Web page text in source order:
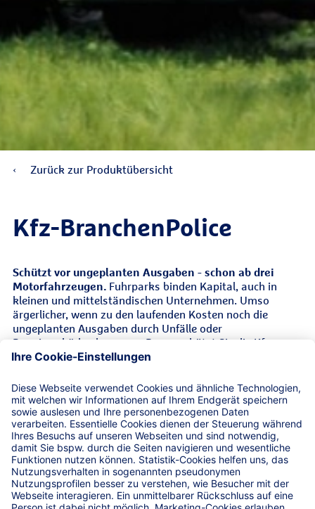
Zurück zur Produktübersicht
Kfz-Branchen­Police
Schützt vor ungeplanten Ausgaben - schon ab drei
Motorfahrzeugen. Fuhrparks binden Kapital, auch in
kleinen und mittelständischen Unternehmen. Umso
ärgerlicher, wenn zu den laufenden Kosten noch die
ungeplanten Ausgaben durch Unfälle oder
Rangierschäden kommen. Davor schützt Sie die Kfz-
BranchenPolice der R+V.
Leistungen
Unser zusätzliches Versicherungsangebot
Andere Fuhrparkgrößen